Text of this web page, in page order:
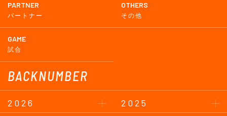
PARTNER
パートナー
OTHERS
その他
GAME
試合
BACKNUMBER
2026
2025